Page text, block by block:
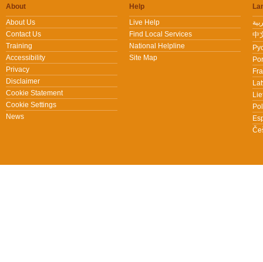
About
About Us
Contact Us
Training
Accessibility
Privacy
Disclaimer
Cookie Statement
Cookie Settings
News
Help
Live Help
Find Local Services
National Helpline
Site Map
中